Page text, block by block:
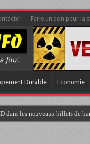
Faire un don pour la
Durable Economie
dans les nouveaux billets de